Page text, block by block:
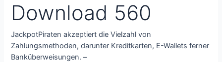
Download 560
JackpotPiraten akzeptiert die Vielzahl von
Zahlungsmethoden, darunter Kreditkarten, E-Wallets ferner
Banküberweisungen. –